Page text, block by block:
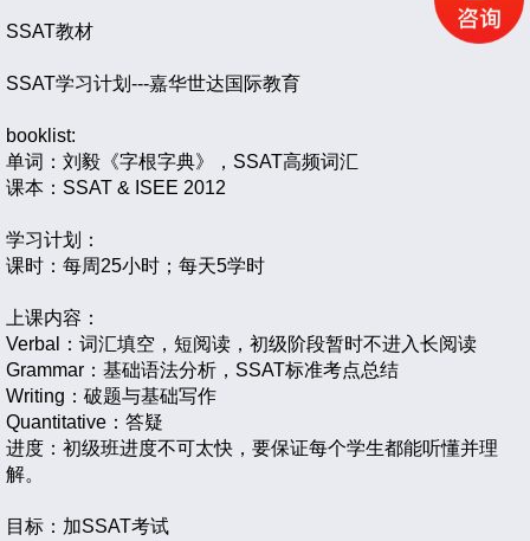
SSAT教材
SSAT学习计划---嘉华世达国际教育
booklist:
单词：刘毅《字根字典》，SSAT高频词汇
课本：SSAT & ISEE 2012
学习计划：
课时：每周25小时；每天5学时
上课内容：
Verbal：词汇填空，短阅读，初级阶段暂时不进入长阅读
Grammar：基础语法分析，SSAT标准考点总结
Writing：破题与基础写作
Quantitative：答疑
进度：初级班进度不可太快，要保证每个学生都能听懂并理
解。
目标：加SSAT考试